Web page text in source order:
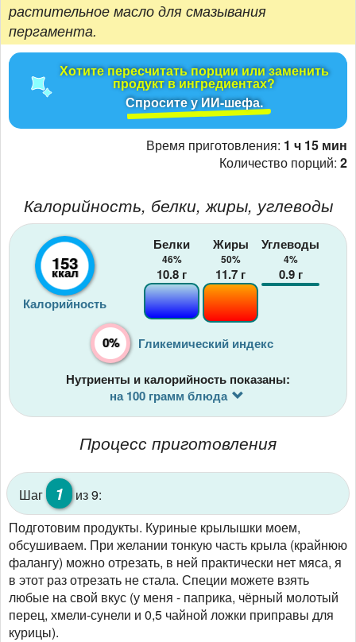
растительное масло для смазывания
пергамента.
Хотите пересчитать порции или заменить
продукт в ингредиентах?
Спросите у ИИ-шефа.
Время приготовления: 1 ч 15 мин
Количество порций: 2
Калорийность, белки, жиры, углеводы
153
ккал
Калорийность
Белки
46%
10.8 г
Жиры
50%
11.7 г
Углеводы
4%
0.9г
0% Гликемический индекс
Нутриенты и калорийность показаны:
на 100 грамм блюда
Процесс приготовления
Шаг 1
из 9:
Подготовим продукты. Куриные крылышки моем,
обсушиваем. При желании тонкую часть крыла (крайнюю
фалангу) можно отрезать, в ней практически нет мяса, я
в этот раз отрезать не стала. Специи можете взять
любые на свой вкус (у меня - паприка, чёрный молотый
перец, хмели-сунели и 0,5 чайной ложки приправы для
курицы).